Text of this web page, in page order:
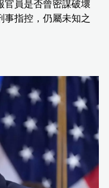
官員是否曾密謀破壞
事指控，仍屬未知之